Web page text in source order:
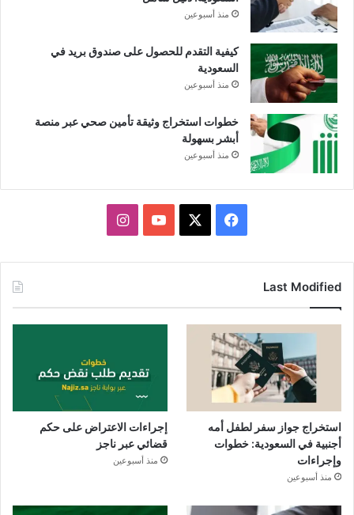
منذ أسبوعين
كيفية التقدم للحصول على صندوق بريد في
السعودية
منذ أسبوعين
خطوات استخراج وثيقة تأمين صحي عبر منصة
أبشر بسهولة
منذ أسبوعين
فيسبوك يوتيوبانستقرام
Last Modified
استخراج جواز سفر لطفل أمه
أجنبية في السعودية: خطوات
وإجراءات
منذ أسبوعين
إجراءات الاعتراض على حكم
قضائي عبر ناجز
منذ أسبوعين